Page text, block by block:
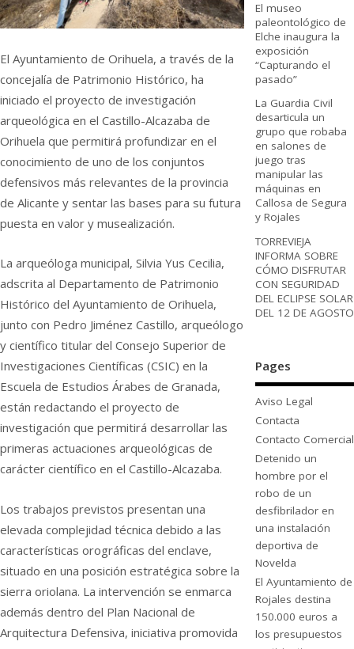
El Ayuntamiento de Orihuela, a través de la
concejalía de Patrimonio Histórico, ha
iniciado el proyecto de investigación
arqueológica en el Castillo-Alcazaba de
Orihuela que permitirá profundizar en el
conocimiento de uno de los conjuntos
defensivos más relevantes de la provincia
de Alicante y sentar las bases para su futura
puesta en valor y musealización.
La arqueóloga municipal, Silvia Yus Cecilia,
adscrita al Departamento de Patrimonio
Histórico del Ayuntamiento de Orihuela,
junto con Pedro Jiménez Castillo, arqueólogo
y científico titular del Consejo Superior de
Investigaciones Científicas (CSIC) en la
Escuela de Estudios Árabes de Granada,
están redactando el proyecto de
investigación que permitirá desarrollar las
primeras actuaciones arqueológicas de
carácter científico en el Castillo-Alcazaba.
Los trabajos previstos presentan una
elevada complejidad técnica debido a las
características orográficas del enclave,
situado en una posición estratégica sobre la
sierra oriolana. La intervención se enmarca
además dentro del Plan Nacional de
Arquitectura Defensiva, iniciativa promovida
El museo
paleontológico de
Elche inaugura la
exposición
“Capturando el
pasado”
La Guardia Civil
desarticula un
grupo que robaba
en salones de
juego tras
manipular las
máquinas en
Callosa de Segura
y Rojales
TORREVIEJA
INFORMA SOBRE
CÓMO DISFRUTAR
CON SEGURIDAD
DEL ECLIPSE SOLAR
DEL 12 DE AGOSTO
Pages
Aviso Legal
Contacta
Contacto Comercial
Detenido un
hombre por el
robo de un
desfibrilador en
una instalación
deportiva de
Novelda
El Ayuntamiento de
Rojales destina
150.000 euros a
los presupuestos